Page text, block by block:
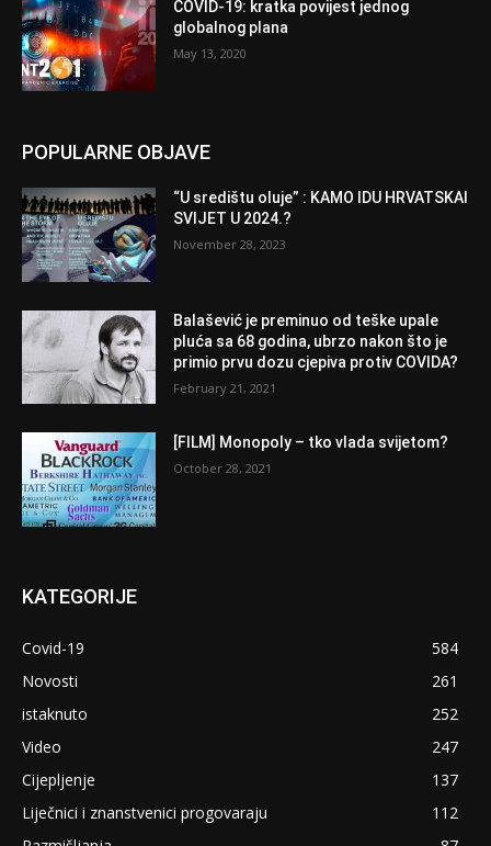
COVID-19: kratka povijest jednog
globalnog plana
May 13, 2020
POPULARNE OBJAVE
“U središtu oluje” : KAMO IDU HRVATSKAI
SVIJET U 2024.?
November 28, 2023
Balašević je preminuo od teške upale
pluća sa 68 godina, ubrzo nakon što je
primio prvu dozu cjepiva protiv COVIDA?
February 21, 2021
[FILM] Monopoly – tko vlada svijetom?
October 28, 2021
KATEGORIJE
Covid-19
584
Novosti
261
istaknuto
252
Video
247
Cijepljenje
137
Liječnici i znanstvenici progovaraju
112